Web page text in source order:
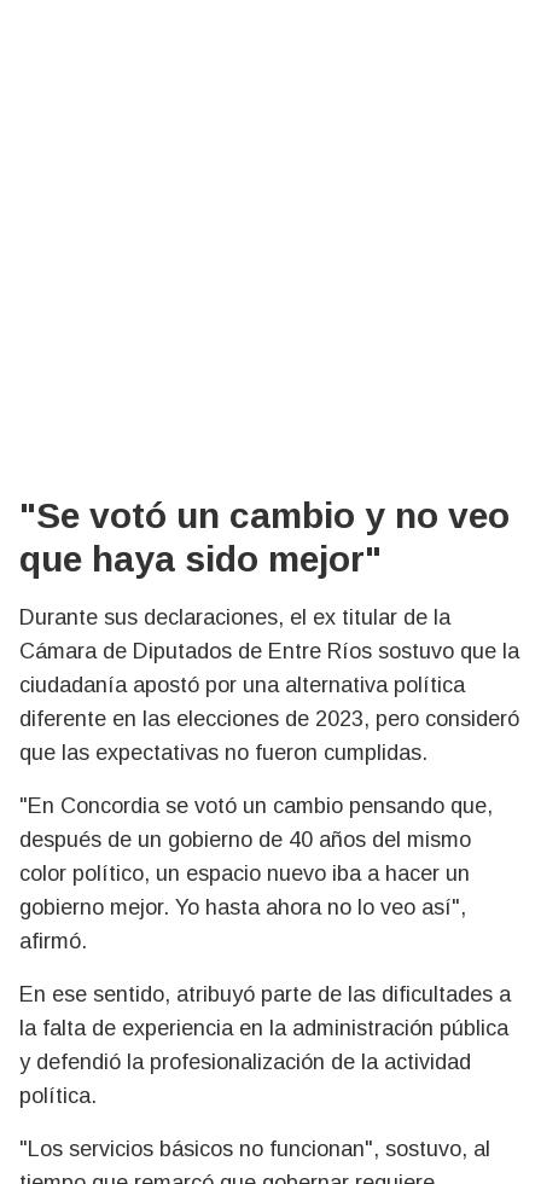
"Se votó un cambio y no veo
que haya sido mejor"
Durante sus declaraciones, el ex titular de la
Cámara de Diputados de Entre Ríos sostuvo que la
ciudadanía apostó por una alternativa política
diferente en las elecciones de 2023, pero consideró
que las expectativas no fueron cumplidas.
"En Concordia se votó un cambio pensando que,
después de un gobierno de 40 años del mismo
color político, un espacio nuevo iba a hacer un
gobierno mejor. Yo hasta ahora no lo veo así",
afirmó.
En ese sentido, atribuyó parte de las dificultades a
la falta de experiencia en la administración pública
y defendió la profesionalización de la actividad
política.
"Los servicios básicos no funcionan", sostuvo, al